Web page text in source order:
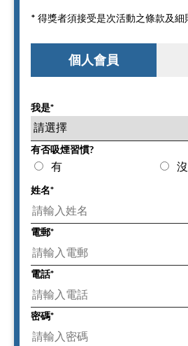
* 得獎者須接受是次活動之條款及細
個人會員
我是*
有否吸煙習慣?
有
姓名*
電郵*
電話*
密碼*